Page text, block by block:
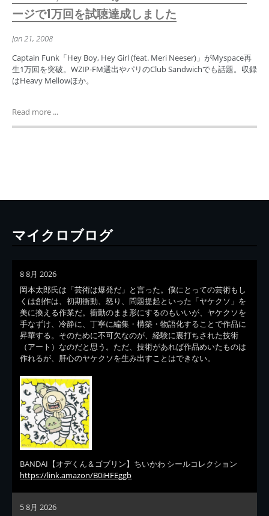
ージで1万回を試聴達成しました
Jan 21, 2008
Captain Funk「Hey Boy, Hey Girl (feat. Meri Neeser)」がMyspace再
生1万回を突破。WZIP-FM選出やパリのClub Sandwichでも話題。収録
はHeavy Mellowほか。
Read more ...
マイクロブログ
8 8月 2026
岡本太郎氏は「芸術は爆発だ」と言った。僕にとっての芸術もし
くは創作は、初期衝動、怒り、問題提起といった「ヤケクソ」を
美に換える作業だ。衝動のまま形にするのもいいが、ヤケクソを
手なずけ、冷静に、丁寧に編集・構築・物語化することで作品に
昇華する。そのために不可欠なのが、経験に裏打ちされた技術
（アート）なのだと思う。ただ、技術があれば作品めいたものは
作れるが、肝心のヤケクソを生み出すことはできない。
BANDAI【オデくん＆ゴブリン】ちいかわ シールコレクション
https://link.amazon/B0iHFEggb
5 8月 2026